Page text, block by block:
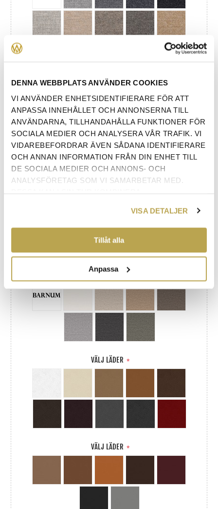
DENNA WEBBPLATS ANVÄNDER COOKIES
VI ANVÄNDER ENHETSIDENTIFIERARE FÖR ATT
ANPASSA INNEHÅLLET OCH ANNONSERNA TILL
ANVÄNDARNA, TILLHANDAHÅLLA FUNKTIONER FÖR
SOCIALA MEDIER OCH ANALYSERA VÅR TRAFIK. VI
VIDAREBEFORDRAR ÄVEN SÅDANA IDENTIFIERARE
OCH ANNAN INFORMATION FRÅN DIN ENHET TILL
DE SOCIALA MEDIER OCH ANNONS- OCH
ANALYSFÖRETAG SOM VI SAMARBETAR MED.
DU HAR TILLHANDAHÅLLIT ELLER SOM DE HAR
SAMLAT IN NÄR DU HAR ANVÄNT DERAS
VISA DETALJER
Tillåt alla
Anpassa
VÄLJ TYG *
VÄLJ LÄDER *
VÄLJ LÄDER *